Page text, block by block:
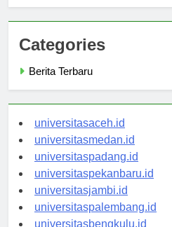
Categories
universitasaceh.id
universitasmedan.id
universitaspadang.id
universitaspekanbaru.id
universitasjambi.id
universitaspalembang.id